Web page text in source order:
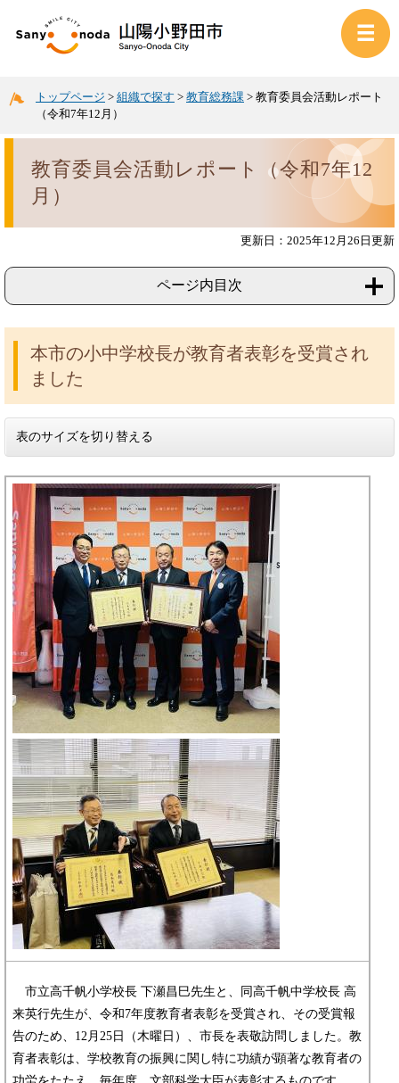
トップページ > 組織で探す > 教育総務課 > 教育委員会活動レポート
（令和7年12月）
教育委員会活動レポート（令和7年12
月）
更新日：2025年12月26日更新
ページ内目次
本市の小中学校長が教育者表彰を受賞され
ました
表のサイズを切り替える
市立高千帆小学校長 下瀬昌巳先生と、同高千帆中学校長 高
来英行先生が、令和7年度教育者表彰を受賞され、その受賞報
告のため、12月25日（木曜日）、市長を表敬訪問しました。教
育者表彰は、学校教育の振興に関し特に功績が顕著な教育者の